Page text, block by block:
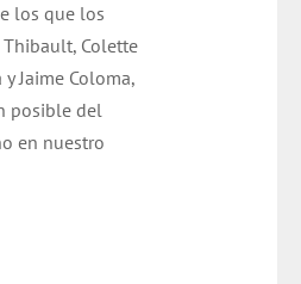
los que los
Colette
Jaime Coloma,
posible del
en nuestro